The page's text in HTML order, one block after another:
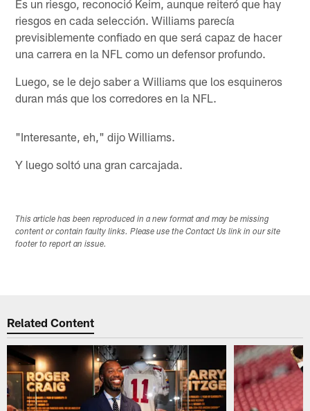
Es un riesgo, reconoció Keim, aunque reiteró que hay
riesgos en cada selección. Williams parecía
previsiblemente confiado en que será capaz de hacer
una carrera en la NFL como un defensor profundo.
Luego, se le dejo saber a Williams que los esquineros
duran más que los corredores en la NFL.
"Interesante, eh," dijo Williams.
Y luego soltó una gran carcajada.
This article has been reproduced in a new format and may be missing
content or contain faulty links. Please use the Contact Us link in our site
footer to report an issue.
Related Content